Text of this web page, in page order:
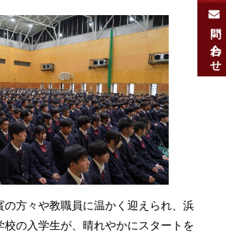
問い合わせ
方々や教職員に温かく迎えられ、浜
の入学生が、晴れやかにスタートを